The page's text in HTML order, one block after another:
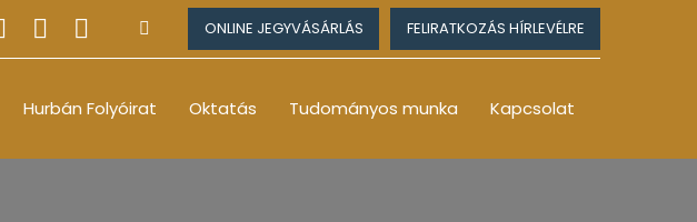
ONLINE JEGYVÁSÁRLÁS FELIRATKOZÁS HÍRLEVÉLRE
Hurbán Folyóirat Oktatás Tudományos munka Kapcsolat